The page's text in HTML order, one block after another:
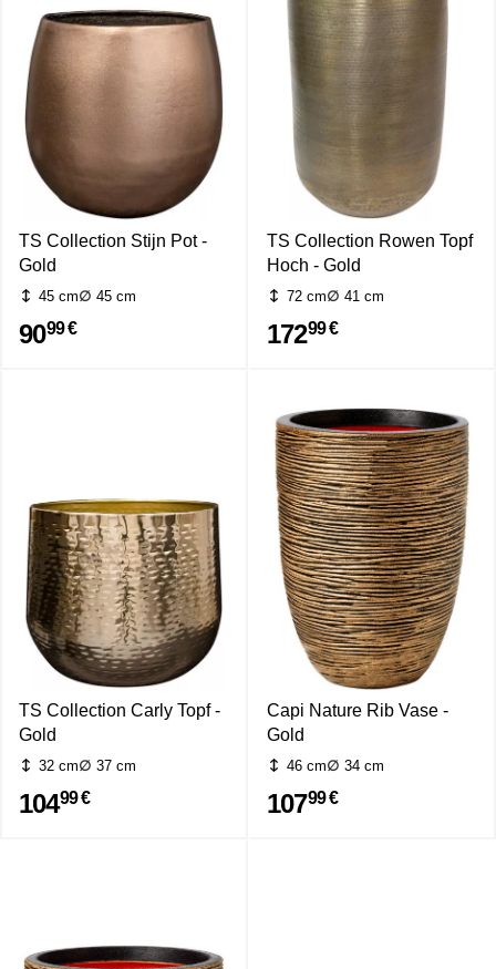
TS Collection Stijn Pot -
Gold
45 cm 45 cm
9099 €
TS Collection Rowen Topf
Hoch - Gold
72 cm 41 cm
17299 €
TS Collection Carly Topf -
Gold
32 cm 37 cm
10499 €
Capi Nature Rib Vase -
Gold
46 cm 34 cm
10799 €